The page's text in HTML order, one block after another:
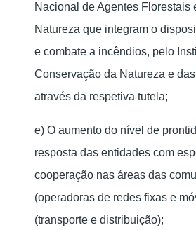
Nacional de Agentes Florestais
Natureza que integram o
e combate a incêndios, pelo
Conservação da Natureza e
através da respetiva tutela;
e) O aumento do nível de
resposta das entidades com
cooperação nas áreas das
(operadoras de redes fixas e
(transporte e distribuição);